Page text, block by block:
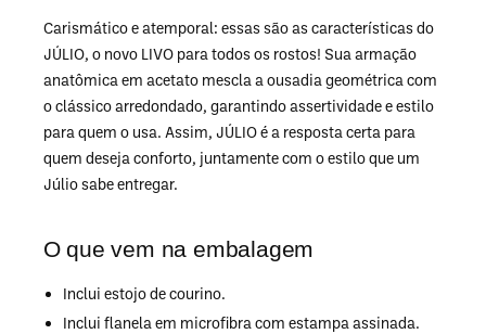
Carismático e atemporal: essas são as características do
JÚLIO, o novo LIVO para todos os rostos! Sua armação
anatômica em acetato mescla a ousadia geométrica com
o clássico arredondado, garantindo assertividade e estilo
para quem o usa. Assim, JÚLIO é a resposta certa para
quem deseja conforto, juntamente com o estilo que um
Júlio sabe entregar.
O que vem na embalagem
Inclui estojo de courino.
Inclui flanela em microfibra com estampa assinada.